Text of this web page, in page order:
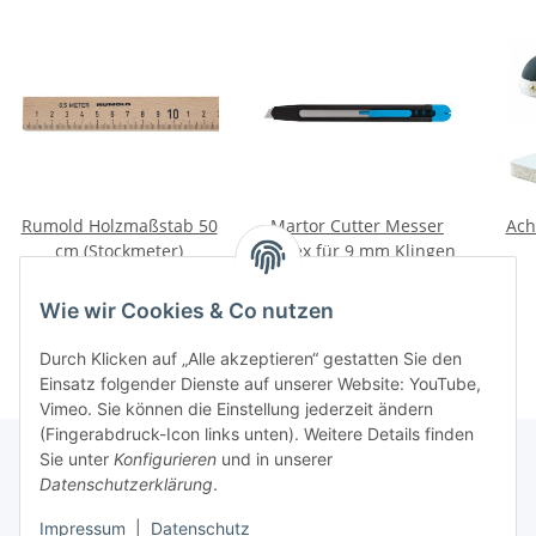
Wie wir Cookies & Co nutzen
Durch Klicken auf „Alle akzeptieren“ gestatten Sie den
Einsatz folgender Dienste auf unserer Website: YouTube,
Vimeo. Sie können die Einstellung jederzeit ändern
(Fingerabdruck-Icon links unten). Weitere Details finden
Sie unter Konfigurieren und in unserer
Datenschutzerklärung.
Impressum Datenschutz
Rumold Holzmaßstab 50
cm (Stockmeter)
Martor Cutter Messer
Cuttex für 9 mm Klingen